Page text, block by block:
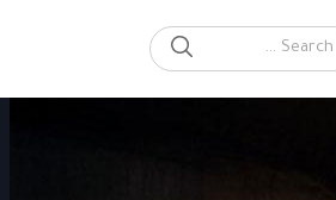
Search
SEARCH